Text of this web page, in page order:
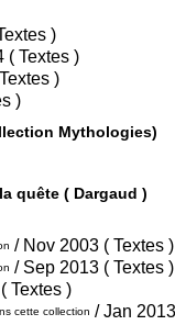
1991 ( Textes )
/ Sep 1994 ( Textes )
/ Sep 1995 ( Textes )
)
la Vierge d'Ivoire ( Dargaud - Collection Mythologies)
La Quête de l'Oiseau du Temps - Cycle avant la quête ( Dargaud )
/ Nov 2003 ( Textes )
/ Sep 2013 ( Textes )
/ Nov 2007 ( Textes )
cette collection